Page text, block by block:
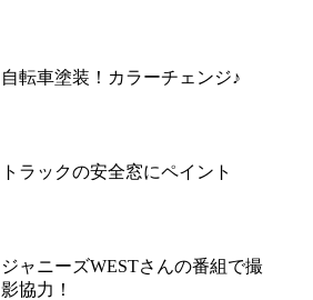
自転車塗装！カラーチェンジ♪
トラックの安全窓にペイント
ジャニーズWESTさんの番組で撮
影協力！